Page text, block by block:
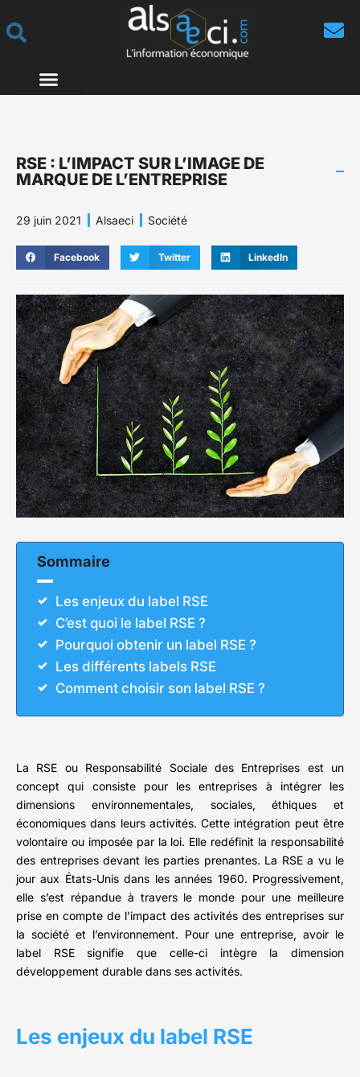
RSE : L’IMPACT SUR L’IMAGE DE
MARQUE DE L’ENTREPRISE
29 juin 2021 Alsaeci Société
Facebook Twitter LinkedIn
Sommaire
Les enjeux du label RSE
C’est quoi le label RSE ?
Pourquoi obtenir un label RSE ?
Les différents labels RSE
Comment choisir son label RSE ?
La RSE ou Responsabilité Sociale des Entreprises est un
concept qui consiste pour les entreprises à intégrer les
dimensions environnementales, sociales, éthiques et
économiques dans leurs activités. Cette intégration peut être
volontaire ou imposée par la loi. Elle redéfinit la responsabilité
des entreprises devant les parties prenantes. La RSE a vu le
jour aux États-Unis dans les années 1960. Progressivement,
elle s’est répandue à travers le monde pour une meilleure
prise en compte de l’impact des activités des entreprises sur
la société et l’environnement. Pour une entreprise, avoir le
label RSE signifie que celle-ci intègre la dimension
développement durable dans ses activités.
Les enjeux du label RSE